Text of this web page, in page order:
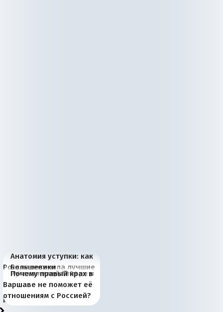
Анатомия уступки: как
Россия потеряла лучшие
рыбопромысловые
районы Баренцева
моря
Большевики
отличаются от «Яблока»
тем, что они -
победители
Киевская марионетка
Запада рассказала о
«переобувании» хозяев
В России назрели
перемены: 15 шагов к
суверенной экономике
Миграционный пожар
Европы
Россия начинает
сбрасывать балласт
Анкориджа
Россия зимой 1904
года: первые уступки во
внутренней политике
Русская нация вчера и
сегодня
Почему правый крах в
Варшаве не поможет её
отношениям с Россией?